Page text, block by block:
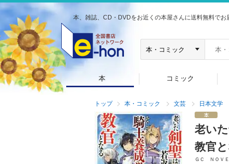
本、雑誌、CD・DVDをお近くの本屋さんに送料無料でお
本 コミック
トップ 本・コミック 文芸 日本文学
老い
教官
ＧＣ ＮＯＶＥ